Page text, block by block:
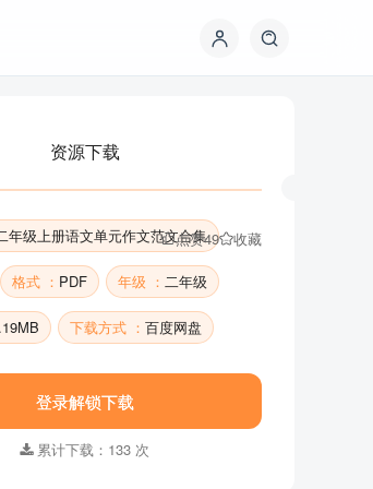
点赞49 收藏
资源下载
年级上册语文单元作文范文合集
格式 ： PDF 年级 ： 二年级
下载方式 ： 百度网盘
登录解锁下载
累计下载：133 次
二年级上册语文单元作文范文合集